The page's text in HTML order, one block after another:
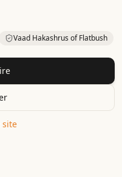
Vaad Hakashrus of Flatbush
Category: Dairy.
site